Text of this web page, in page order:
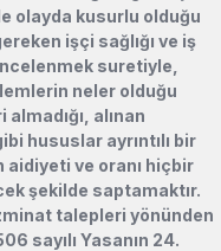
olayda kusurlu olduğu
işçi sağlığı ve iş
suretiyle,
neler olduğu
almadığı , alınan
hususlar ayrıntılı bir
aidiyeti ve oranı hiçbir
şekilde saptamaktır.
talepleri yönünden
sayılı Yasanın 24.